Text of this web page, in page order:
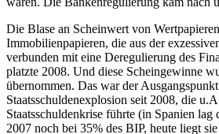
Die Blase an Scheinwert von
Immobilienpapieren, die aus der
verbunden mit eine Deregulierung des
platzte 2008. Und diese Scheingewinne
übernommen. Das war der
Staatsschuldenexplosion seit 2008, die
Staatsschuldenkrise führte (in Spanien lag
2007 noch bei 35% des BIP, heute liegt